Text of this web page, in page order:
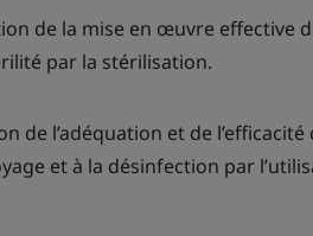
de la mise en œuvre effective
par la stérilisation.
de l’adéquation et de
et à la désinfection par